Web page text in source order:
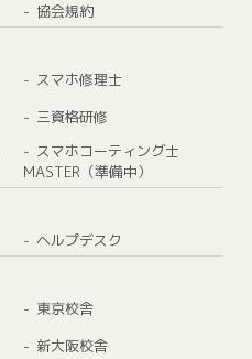
協会規約
スマホ修理士
三資格研修
スマホコーティング士
MASTER（準備中）
ヘルプデスク
東京校舎
新大阪校舎